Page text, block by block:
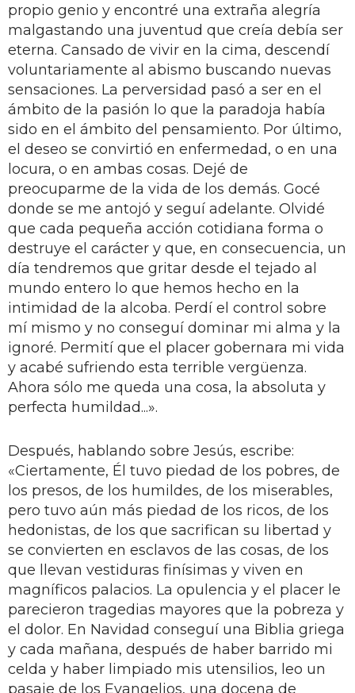
propio genio y encontré una extraña alegría
malgastando una juventud que creía debía ser
eterna. Cansado de vivir en la cima, descendí
voluntariamente al abismo buscando nuevas
sensaciones. La perversidad pasó a ser en el
ámbito de la pasión lo que la paradoja había
sido en el ámbito del pensamiento. Por último,
el deseo se convirtió en enfermedad, o en una
locura, o en ambas cosas. Dejé de
preocuparme de la vida de los demás. Gocé
donde se me antojó y seguí adelante. Olvidé
que cada pequeña acción cotidiana forma o
destruye el carácter y que, en consecuencia, un
día tendremos que gritar desde el tejado al
mundo entero lo que hemos hecho en la
intimidad de la alcoba. Perdí el control sobre
mí mismo y no conseguí dominar mi alma y la
ignoré. Permití que el placer gobernara mi vida
y acabé sufriendo esta terrible vergüenza.
Ahora sólo me queda una cosa, la absoluta y
perfecta humildad...».
Después, hablando sobre Jesús, escribe:
«Ciertamente, Él tuvo piedad de los pobres, de
los presos, de los humildes, de los miserables,
pero tuvo aún más piedad de los ricos, de los
hedonistas, de los que sacrifican su libertad y
se convierten en esclavos de las cosas, de los
que llevan vestiduras finísimas y viven en
magníficos palacios. La opulencia y el placer le
parecieron tragedias mayores que la pobreza y
el dolor. En Navidad conseguí una Biblia griega
y cada mañana, después de haber barrido mi
celda y haber limpiado mis utensilios, leo un
pasaje de los Evangelios, una docena de